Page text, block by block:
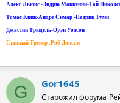
Алекс Льюис -Эндрю Маккенни-Тай
Томас Квик-Андре Симар -Патрик Туми
Джастин Трюдель-Оуэн Уотсон
Главный Тренер :Роб Допсон
G Gor1645
Старожил форума